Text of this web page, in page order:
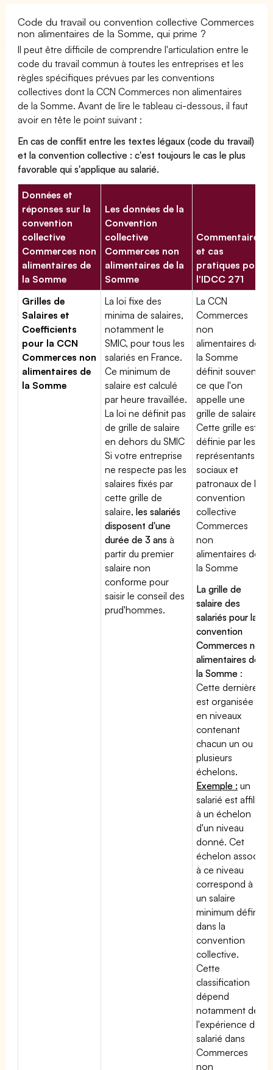
Code du travail ou convention collective Commerces
non alimentaires de la Somme, qui prime ?
Il peut être difficile de comprendre l'articulation entre le
code du travail commun à toutes les entreprises et les
règles spécifiques prévues par les conventions
collectives dont la CCN Commerces non alimentaires
de la Somme. Avant de lire le tableau ci-dessous, il faut
avoir en tête le point suivant :
En cas de conflit entre les textes légaux (code du travail)
et la convention collective : c'est toujours le cas le plus
favorable qui s'applique au salarié.
Données et
réponses sur la
convention
collective
Commerces non
alimentaires de
la Somme
Les données de la
Convention
collective
Commerces non
alimentaires de la
Somme
Commentaires
et cas
pratiques pour
l'IDCC 271
Grilles de
Salaires et
Coefficients
pour la CCN
Commerces non
alimentaires de
la Somme
La loi fixe des
minima de salaires,
notamment le
SMIC, pour tous les
salariés en France.
Ce minimum de
salaire est calculé
par heure travaillée.
La loi ne définit pas
de grille de salaire
en dehors du SMIC
Si votre entreprise
ne respecte pas les
salaires fixés par
cette grille de
salaire,les salariés
disposent d'une
durée de 3 ans à
partir du premier
salaire non
conforme pour
saisir le conseil des
prud'hommes.
La CCN
Commerces
non
alimentaires de
la Somme
définit souvent
ce que l'on
appelle une
grille de salaires.
Cette grille est
définie par les
représentants
sociaux et
patronaux de la
convention
collective
Commerces
non
alimentaires de
la Somme
La grille de
salaire des
salariés pour la
convention
Commerces non
alimentaires de
la Somme :
Cette dernière
est organisée
en niveaux
contenant
chacun un ou
plusieurs
échelons.
Exemple : un
salarié est affilié
à un échelon
d'un niveau
donné. Cet
échelon associé
à ce niveau
correspond à
un salaire
minimum défini
dans la
convention
collective.
Cette
classification
dépend
notamment de
l'expérience du
salarié dans
Commerces
non